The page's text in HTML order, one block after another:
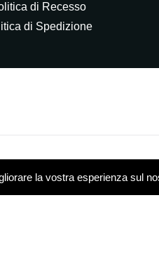
la vostra esperienza sul
di Recesso
di Spedizione